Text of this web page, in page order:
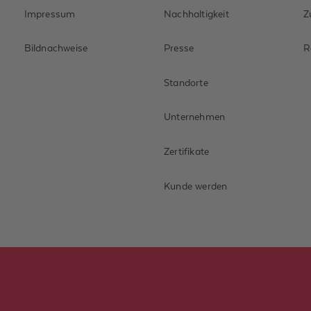
Impressum
Bildnachweise
Nachhaltigkeit
Presse
Standorte
Unternehmen
Zertifikate
Kunde werden